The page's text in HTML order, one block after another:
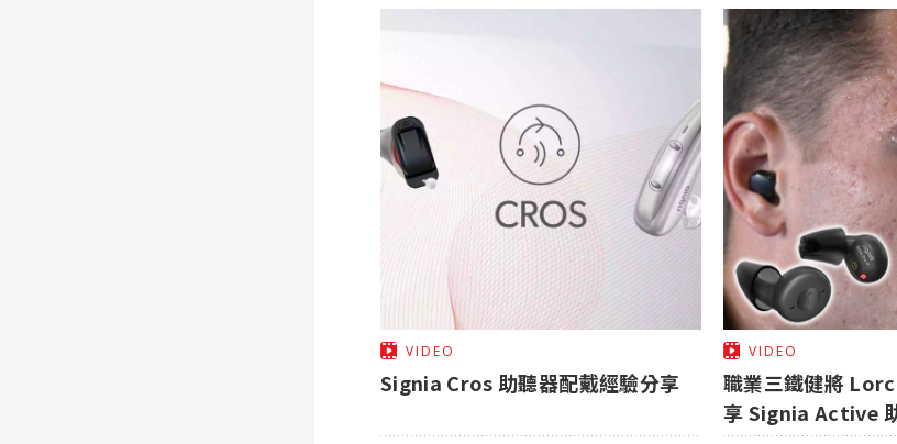
VIDEO
Signia Cros 助聽器配戴經驗分享
VIDEO
職業三鐵健將
享 Signia Active